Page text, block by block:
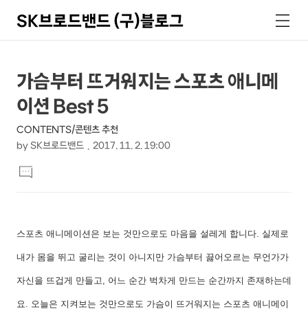
SK브로드밴드 (구)블로그
색
메
뉴
상
세
컨
텐
츠
본
문
제
목
가슴부터 뜨거워지는 스포츠 애니메
이션 Best 5
CONTENTS/콘텐츠 추천
by SK브로드밴드 2017. 11. 2. 19:00
문
댓
글
스포츠 애니메이션은 보는 것만으로도 마음을 설레게 합니다. 실제로
내가 몸을 뛰고 굴리는 것이 아니지만 가슴부터 끓어오르는 무언가가
자신을 뜨겁게 만들고, 어느 순간 벅차게 만드는 순간까지 존재하는데
요. 오늘은 지켜보는 것만으로도 가슴이 뜨거워지는 스포츠 애니메이